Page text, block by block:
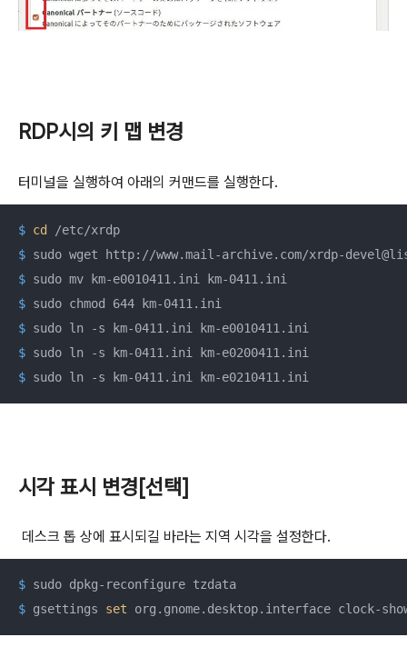
RDP시의 키 맵 변경
터미널을 실행하여 아래의 커맨드를 실행한다.
$ cd /etc/xrdp
$ sudo wget http://www.mail-archive.com/xrdp-
$ sudo mv km-e0010411.ini km-0411.ini
$ sudo chmod 644 km-0411.ini
$ sudo ln -s km-0411.ini km-e0010411.ini
$ sudo ln -s km-0411.ini km-e0200411.ini
$ sudo ln -s km-0411.ini km-e0210411.ini
시각 표시 변경[선택]
데스크 톱 상에 표시되길 바라는 지역 시각을 설정한다.
$ sudo dpkg-reconfigure tzdata
$ gsettings set org.gnome.desktop.interface clock-